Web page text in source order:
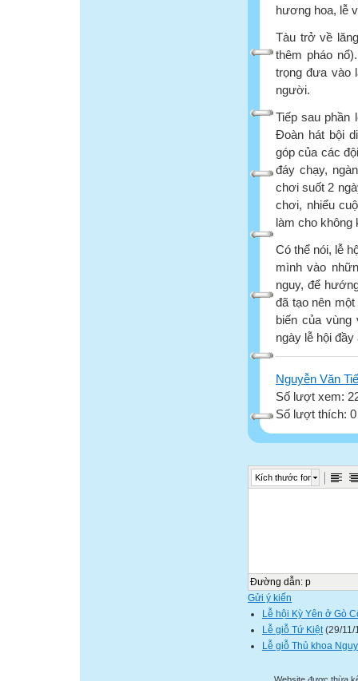
hương hoa, lễ
Tàu trở về
thêm pháo
trọng đưa vào
người.
Tiếp sau phần
Đoàn hát bội
góp của các
đáy chạy,
chơi suốt 2
chơi, nhiểu
làm cho không
Có thể nói, lễ
mình vào
nguy, để
đã tạo nên
biến của
ngày lễ hội
Nguyễn Văn
Số lượt xem:
Số lượt thích:
Kích thước font
Đường dẫn: p
Gửi ý kiến
Lễ hội Kỳ Yên ở Gò
Lễ giỗ Tứ Kiệt(29/11/
Lễ giỗ Thủ khoa